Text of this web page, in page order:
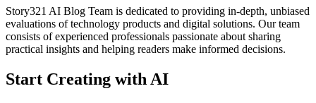
Story321 AI Blog Team is dedicated to providing in-depth, unbiased
evaluations of technology products and digital solutions. Our team
consists of experienced professionals passionate about sharing
practical insights and helping readers make informed decisions.
Start Creating with AI